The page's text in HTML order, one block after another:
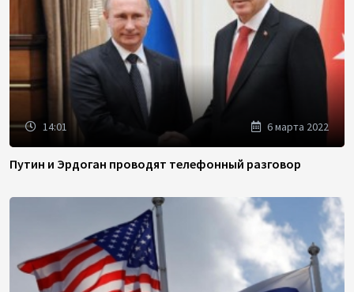
14:01 6 марта 2022
Путин и Эрдоган проводят телефонный разговор